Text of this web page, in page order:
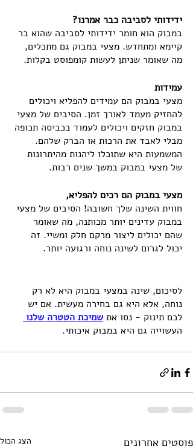
ידידותי לסביבה כבר אמרנו?
במבוק הוא חומר ידידותי לסביבה שהוא בר
קיימא ומתחדש. מצעי במבוק גם מתכלים,
מה שאומר שניתן לעשות קומפוסט בקלות.
עמידות
מצעי במבוק הם עמידים להפליא ויכולים
להחזיק מעמד לאורך זמן. הסיבים של מצעי
במבוק חזקים ויכולים לעמוד בכביסה תכופה
מבלי לאבד את הרכות או הברק שלהם.
המשמעות היא שתוכלו ליהנות מהיתרונות
של מצעי במבוק במשך שנים רבות.
מצעי במבוק הם רכים להפליא,
חווית השינה שלך חשובה! הסיבים של מצעי
במבוק עדינים יותר מכותנה, מה שאומר
שהם יכולים ליצור מרקם חלק ומשיי. זה
יכול לגרום לשינה נוחה ורגועה יותר.
לסיכום, שינה במצעי במבוק היא לא רק
נוחה, אלא היא גם בחירה מעשית. אם יש
לכם תינוק - נסו את שמיכת הטטרה שלנו
העשוייה גם היא במבוק איכותי.
פוסטים אחרונים הצג הכול